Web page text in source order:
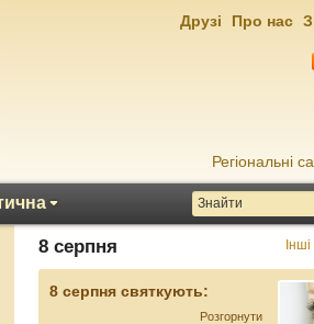
Регіональні
Друзі Про нас
8 серпня
8 серпня святкують:
Розгорнути